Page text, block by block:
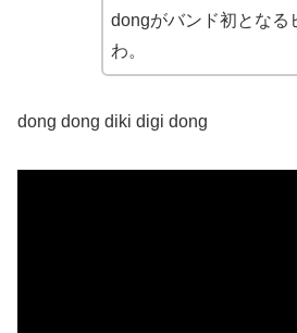
dongがバンド初となる
わ。
dong dong diki digi dong